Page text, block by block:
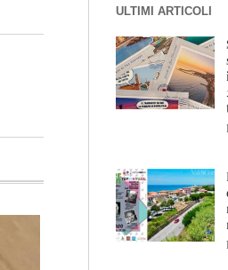
ULTIMI ARTICOLI